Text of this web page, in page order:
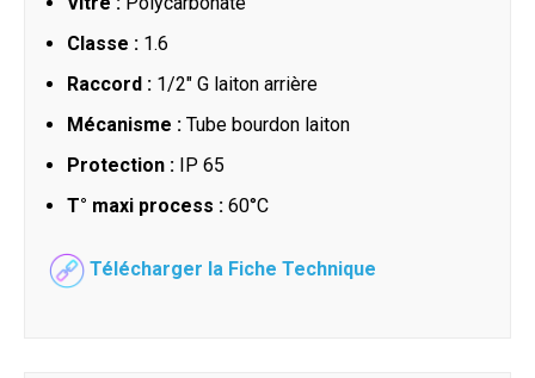
Classe : 1.6
Raccord : 1/2" G laiton arrière
Mécanisme : Tube bourdon laiton
Protection : IP 65
T° maxi process : 60°C
Télécharger la Fiche Technique